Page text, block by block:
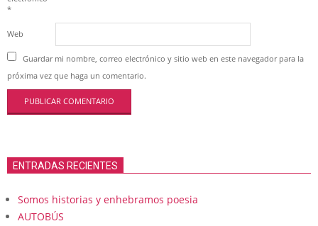
*
Web
Guardar mi nombre, correo electrónico y sitio web en este navegador para la
próxima vez que haga un comentario.
ENTRADAS RECIENTES
Somos historias y enhebramos poesia
AUTOBÚS